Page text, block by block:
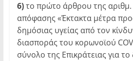
6)το πρώτο άρθρου της αριθμ.
απόφασης «Έκτακτα μέτρα
δημόσιας υγείας από τον
διασποράς του κορωνοϊού
σύνολο της Επικράτειας για